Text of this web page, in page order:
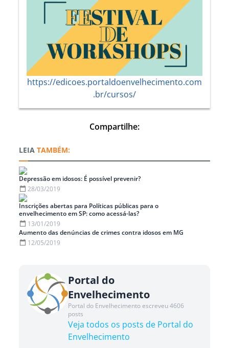
https://edicoes.portaldoenvelhecimento.com
.br/cursos/
Compartilhe:
TAMBÉM:
Depressão em idosos: É possível prevenir?
28/03/2019
Inscrições abertas para Políticas públicas para o
envelhecimento em SP: como acessá-las?
13/01/2019
Aumento das denúncias de crimes contra idosos em MG
12/05/2019
Portal do
Envelhecimento
Portal do Envelhecimento escreveu 4606
posts
Veja todos os posts de Portal do
Envelhecimento